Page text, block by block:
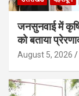
जनसुनवाई में
को बताया
August 5, 2026